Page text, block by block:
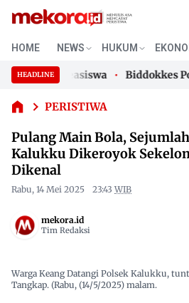
HOME NEWS HUKUM
HEADLINEBeasiswa Biddokkes Polda
Beasiswa Biddokkes Polda
PERISTIWA
Pulang
Sejumlah
Kalukku
Sekelompok
Orang Tak
Dikenal
Pulang Main Bola,
Kalukku Dikeroyok
Dikenal
Rabu, 14 Mei 2025 23:43 WIB
mekora.id
Tim Redaksi
Warga Keang Datangi Polsek Kalukku,
Tangkap. (Rabu, (14/5/2025) malam.